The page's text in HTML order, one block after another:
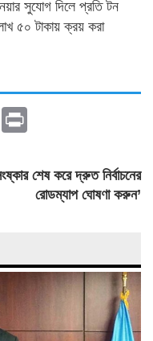
সুযোগ দিলে প্রতি টন
৫০ টাকায় ক্রয় করা
Email
শেষ করে দ্রুত নির্বাচনের
রোডম্যাপ ঘোষণা করুন’